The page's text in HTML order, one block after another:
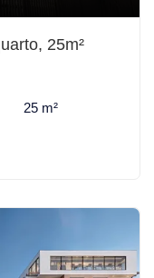
25m²
25 m²